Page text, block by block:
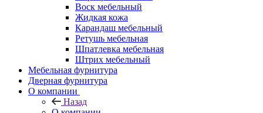
Воск мебельный
Жидкая кожа
Карандаш мебельный
Ретушь мебельная
Шпатлевка мебельная
Штрих мебельный
Мебельная фурнитура
Дверная фурнитура
О компании
Назад